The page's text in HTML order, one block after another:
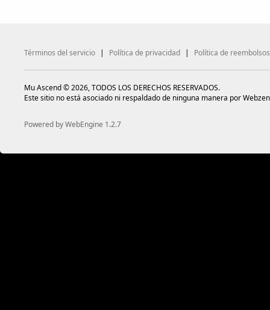
Términos del servicio | Política de privacidad | Política de reembolsos
Mu Ascend © 2026, TODOS LOS DERECHOS RESERVADOS.
Este sitio no está asociado ni respaldado de ninguna manera por
Powered by WebEngine 1.2.7